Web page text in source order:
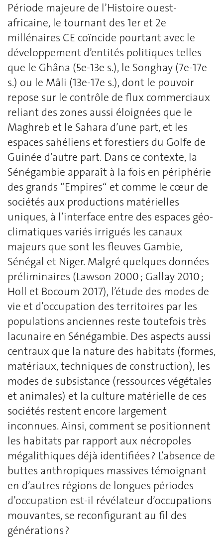
Période majeure de l’Histoire ouest-
africaine, le tournant des 1er et 2e
millénaires CE coïncide pourtant avec le
développement d’entités politiques telles
que le Ghâna (5e-13e s.), le Songhay (7e-17e
s.) ou le Mâli (13e-17e s.), dont le pouvoir
repose sur le contrôle de flux commerciaux
reliant des zones aussi éloignées que le
Maghreb et le Sahara d’une part, et les
espaces sahéliens et forestiers du Golfe de
Guinée d’autre part. Dans ce contexte, la
Sénégambie apparaît à la fois en périphérie
des grands “Empires“ et comme le cœur de
sociétés aux productions matérielles
uniques, à l’interface entre des espaces géo-
climatiques variés irrigués les canaux
majeurs que sont les fleuves Gambie,
Sénégal et Niger. Malgré quelques données
préliminaires (Lawson 2000 ; Gallay 2010 ;
Holl et Bocoum 2017), l’étude des modes de
vie et d’occupation des territoires par les
populations anciennes reste toutefois très
lacunaire en Sénégambie. Des aspects aussi
centraux que la nature des habitats (formes,
matériaux, techniques de construction), les
modes de subsistance (ressources végétales
et animales) et la culture matérielle de ces
sociétés restent encore largement
inconnues. Ainsi, comment se positionnent
les habitats par rapport aux nécropoles
mégalithiques déjà identifiées ? L’absence de
buttes anthropiques massives témoignant
en d’autres régions de longues périodes
d’occupation est-il révélateur d’occupations
mouvantes, se reconfigurant au fil des
générations ?